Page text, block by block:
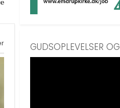
GUDSOPLEVELSER